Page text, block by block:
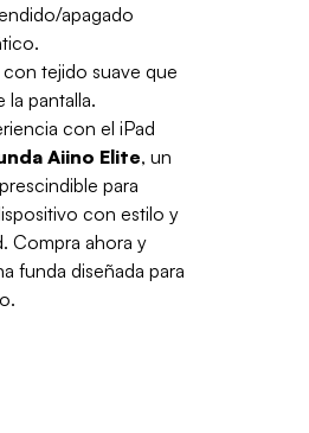
apagado
tejido suave que
la pantalla.
con el iPad
Aiino Elite, un
para
con estilo y
Compra ahora y
funda diseñada para